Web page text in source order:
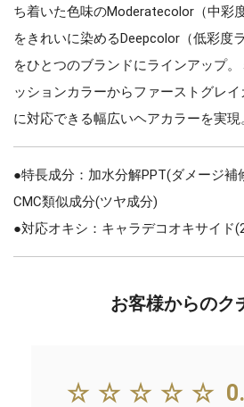
ち着いた色味のModeratecolor（中彩
をきれいに染めるDeepcolor（低彩度
をひとつのブランドにラインアップ
ッションカラーからファーストグレ
に対応できる幅広いヘアカラーを実現
●特長成分：加水分解PPT(ダメージ補
CMC類似成分(ツヤ成分)
●対応オキシ：キャラデコオキサイド
お客様からのク
☆☆☆☆☆